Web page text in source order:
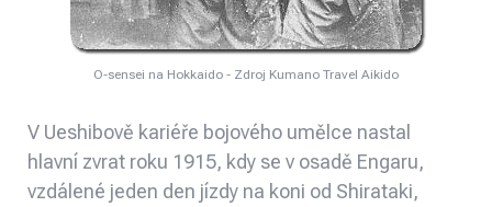
O-sensei na Hokkaido - Zdroj Kumano Travel Aikido
V Ueshibově kariéře bojového umělce nastal
hlavní zvrat roku 1915, kdy se v osadě Engaru,
vzdálené jeden den jízdy na koni od Shirataki,